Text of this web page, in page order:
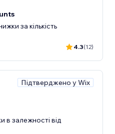
за кількість
4.3(12)
Підтверджено у Wix
в залежності від